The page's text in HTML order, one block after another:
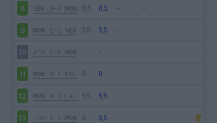
8 VER 0-3 MON
9 MON 2-2 VEN
10 ATA 2-0 MON
11 MON 0-1 MIL
12 MON 0-1 LAZ
13 TOR 1-1 MON